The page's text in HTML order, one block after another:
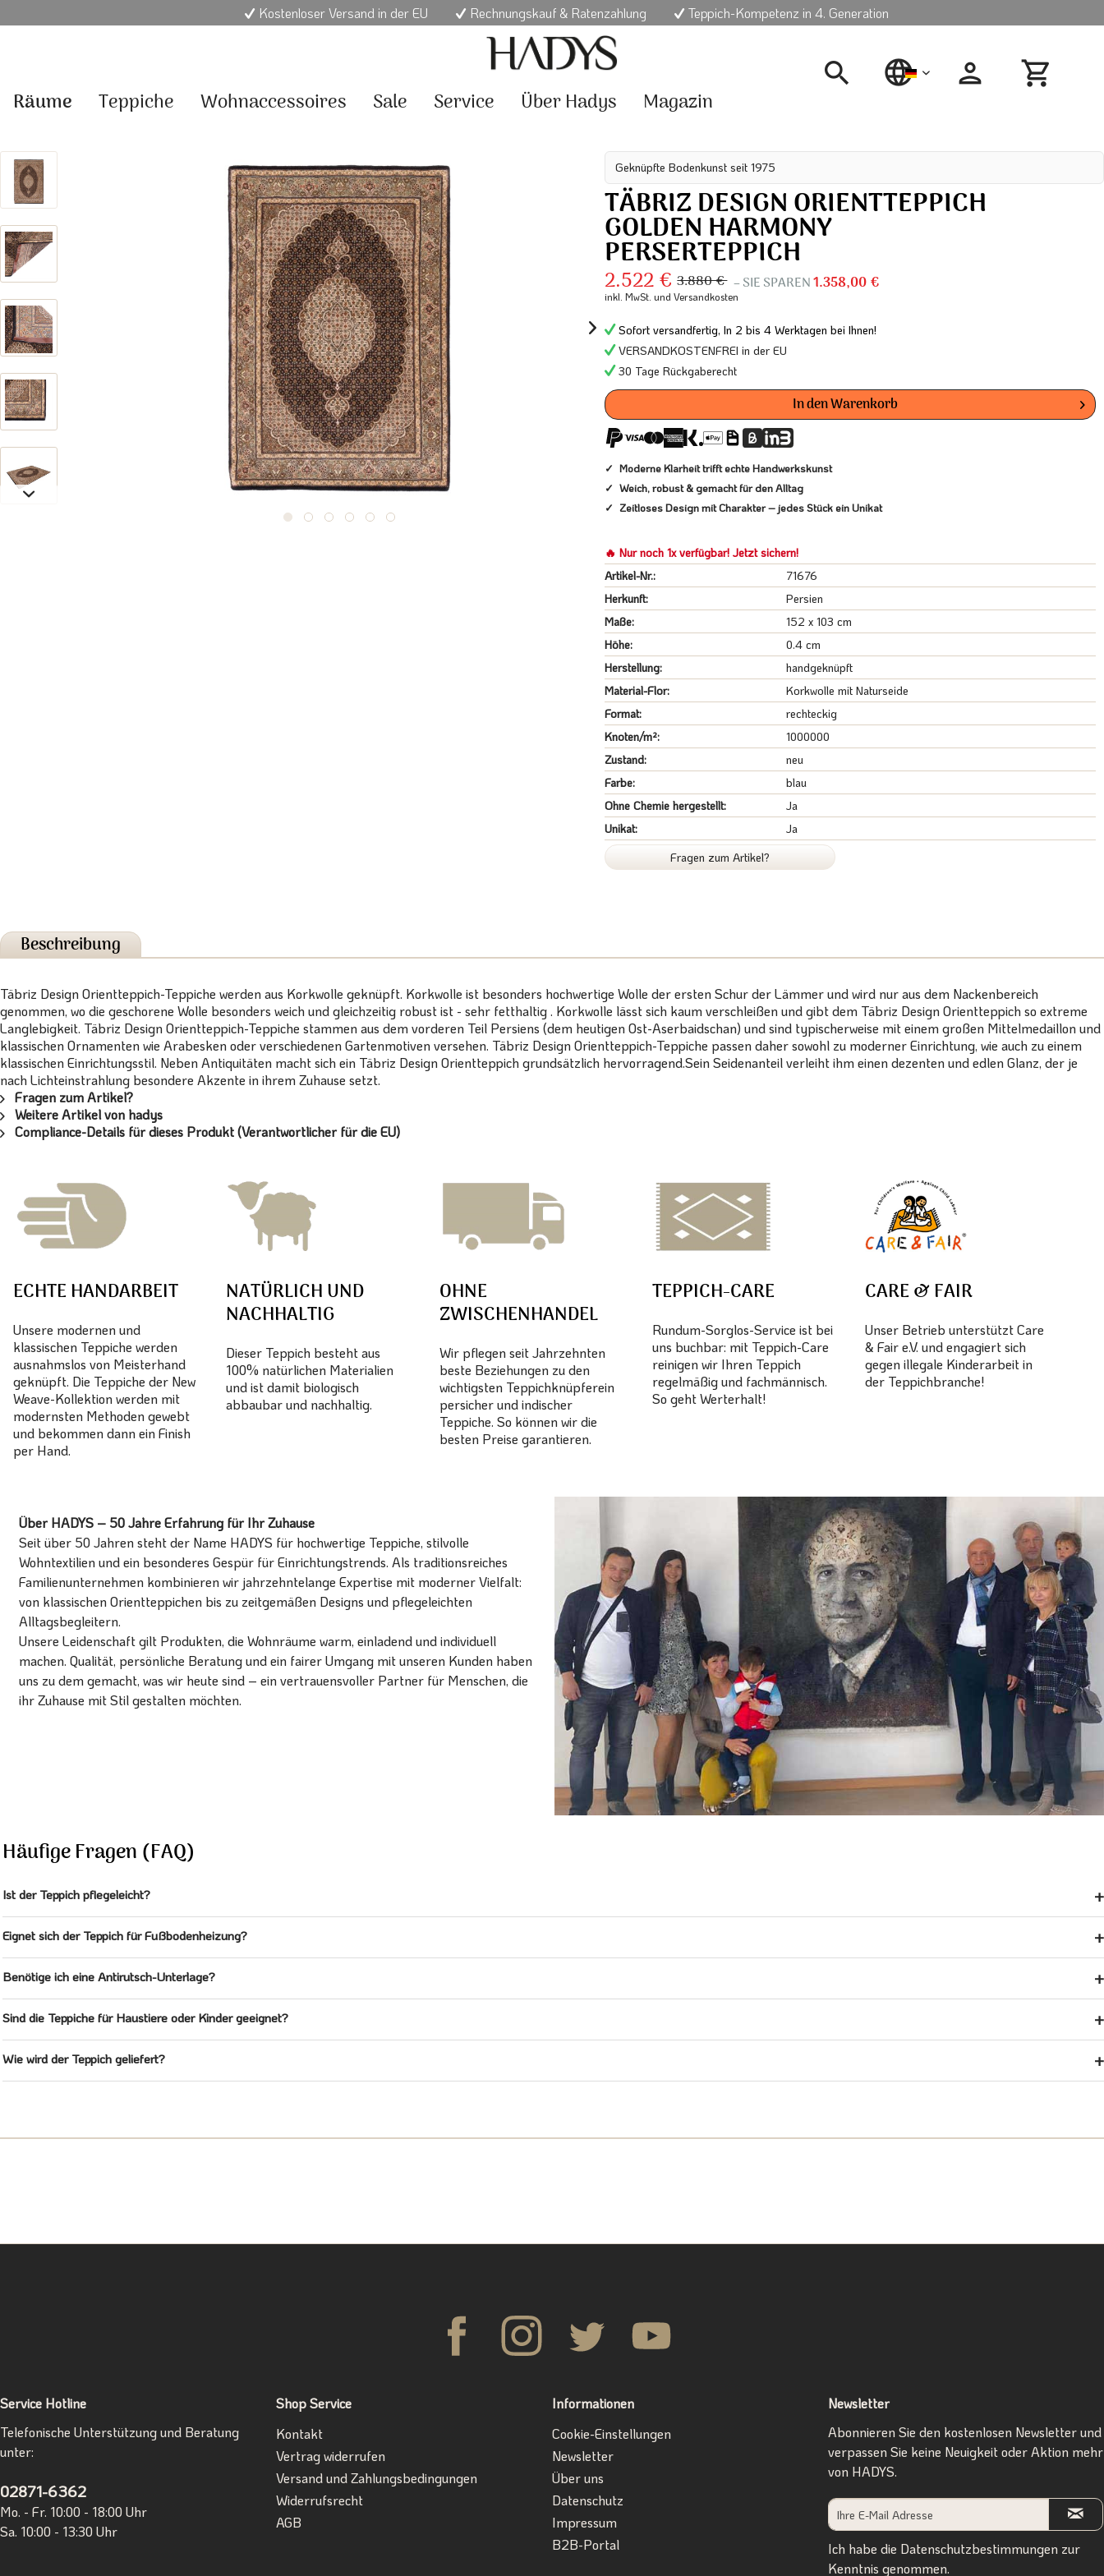
Kostenloser Versand in der EU Rechnungskauf & Ratenzahlung Teppich-Kompetenz in 4. Generation
deutsch
Räume Teppiche Wohnaccessoires Sale Service Über Hadys Magazin
Geknüpfte Bodenkunst seit 1975
TÄBRIZ DESIGN ORIENTTEPPICH
GOLDEN HARMONY
PERSERTEPPICH
2.522 € 3.880 € – SIE SPAREN1.358,00 €
inkl. MwSt. und Versandkosten
Sofort versandfertig, In 2 bis 4 Werktagen bei Ihnen!
VERSANDKOSTENFREI in der EU
30 Tage Rückgaberecht
In denWarenkorb
Moderne Klarheit trifft echte Handwerkskunst
Weich, robust & gemacht für den Alltag
Zeitloses Design mit Charakter – jedes Stück ein Unikat
🔥 Nur noch 1x verfügbar! Jetzt sichern!
Artikel-Nr.:
71676
Herkunft:
Persien
Maße:
152 x 103 cm
Höhe:
0.4 cm
Herstellung:
handgeknüpft
Material-Flor:
Korkwolle mit Naturseide
Format:
rechteckig
Knoten/m²:
1000000
Zustand:
neu
Farbe:
blau
Ohne Chemie hergestellt:
Ja
Unikat:
Ja
Fragen zum Artikel?
Beschreibung
Täbriz Design Orientteppich-Teppiche werden aus Korkwolle geknüpft. Korkwolle ist besonders hochwertige Wolle der ersten Schur der Lämmer und wird nur aus dem Nackenbereich
genommen, wo die geschorene Wolle besonders weich und gleichzeitig robust ist - sehr fetthaltig . Korkwolle lässt sich kaum verschleißen und gibt dem Täbriz Design Orientteppich so extreme
Langlebigkeit. Täbriz Design Orientteppich-Teppiche stammen aus dem vorderen Teil Persiens (dem heutigen Ost-Aserbaidschan) und sind typischerweise mit einem großen Mittelmedaillon und
klassischen Ornamenten wie Arabesken oder verschiedenen Gartenmotiven versehen. Täbriz Design Orientteppich-Teppiche passen daher sowohl zu moderner Einrichtung, wie auch zu einem
klassischen Einrichtungsstil. Neben Antiquitäten macht sich ein Täbriz Design Orientteppich grundsätzlich hervorragend.Sein Seidenanteil verleiht ihm einen dezenten und edlen Glanz, der je
nach Lichteinstrahlung besondere Akzente in ihrem Zuhause setzt.
Fragen zum Artikel?
Weitere Artikel von hadys
Compliance-Details für dieses Produkt (Verantwortlicher für die EU)
ECHTE HANDARBEIT
Unsere modernen und
klassischen Teppiche werden
ausnahmslos von Meisterhand
geknüpft. Die Teppiche der New
Weave-Kollektion werden mit
modernsten Methoden gewebt
und bekommen dann ein Finish
per Hand.
NATÜRLICH UND
NACHHALTIG
Dieser Teppich besteht aus
100% natürlichen Materialien
und ist damit biologisch
abbaubar und nachhaltig.
OHNE
ZWISCHENHANDEL
Wir pflegen seit Jahrzehnten
beste Beziehungen zu den
wichtigsten Teppichknüpferein
persicher und indischer
Teppiche. So können wir die
besten Preise garantieren.
TEPPICH-CARE
Rundum-Sorglos-Service ist bei
uns buchbar: mit Teppich-Care
reinigen wir Ihren Teppich
regelmäßig und fachmännisch.
So geht Werterhalt!
CARE & FAIR
Unser Betrieb unterstützt Care
& Fair e.V. und engagiert sich
gegen illegale Kinderarbeit in
der Teppichbranche!
Über HADYS – 50 Jahre Erfahrung für Ihr Zuhause
Seit über 50 Jahren steht der Name HADYS für hochwertige Teppiche, stilvolle
Wohntextilien und ein besonderes Gespür für Einrichtungstrends. Als traditionsreiches
Familienunternehmen kombinieren wir jahrzehntelange Expertise mit moderner Vielfalt:
von klassischen Orientteppichen bis zu zeitgemäßen Designs und pflegeleichten
Alltagsbegleitern.
Unsere Leidenschaft gilt Produkten, die Wohnräume warm, einladend und individuell
machen. Qualität, persönliche Beratung und ein fairer Umgang mit unseren Kunden haben
uns zu dem gemacht, was wir heute sind – ein vertrauensvoller Partner für Menschen, die
ihr Zuhause mit Stil gestalten möchten.
Häufige Fragen (FAQ)
Ist der Teppich pflegeleicht?
Eignet sich der Teppich für Fußbodenheizung?
Benötige ich eine Antirutsch-Unterlage?
Sind die Teppiche für Haustiere oder Kinder geeignet?
Wie wird der Teppich geliefert?
Service Hotline
Telefonische Unterstützung und Beratung
unter:
02871-6362
Mo. - Fr. 10:00 - 18:00 Uhr
Sa. 10:00 - 13:30 Uhr
Shop Service
Kontakt
Vertrag widerrufen
Versand und Zahlungsbedingungen
Widerrufsrecht
AGB
Informationen
Cookie-Einstellungen
Newsletter
Über uns
Datenschutz
Impressum
B2B-Portal
Newsletter
Abonnieren Sie den kostenlosen Newsletter und
verpassen Sie keine Neuigkeit oder Aktion mehr
von HADYS.
Ich habe die Datenschutzbestimmungen zur
Kenntnis genommen.